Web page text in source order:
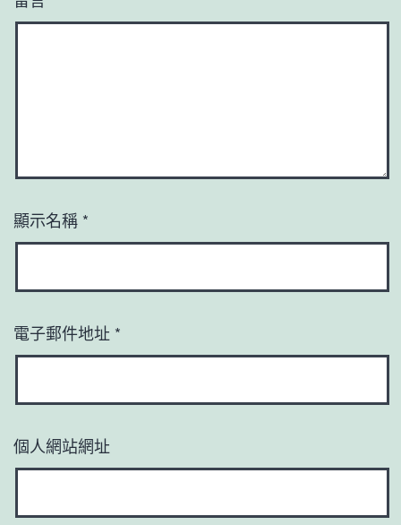
顯示名稱 *
電子郵件地址 *
個人網站網址